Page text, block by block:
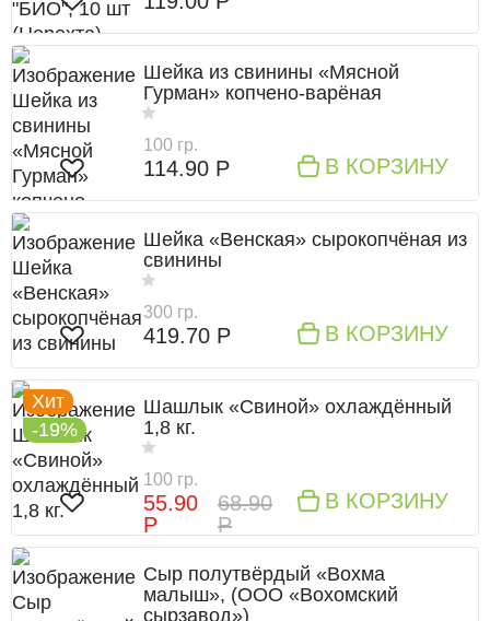
Шейка из свинины «Мясной
Гурман» копчено-варёная
100 гр.
114.90 Р В КОРЗИНУ
Шейка «Венская» сырокопчёная из
свинины
300 гр.
419.70 Р В КОРЗИНУ
Хит
-19%
Шашлык «Свиной» охлаждённый
1,8 кг.
100 гр.
55.90
Р
68.90
Р
В КОРЗИНУ
Сыр полутвёрдый «Вохма
малыш», (ООО «Вохомский
сырзавод»)